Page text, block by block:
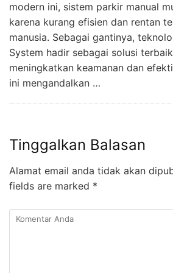
modern ini, sistem parkir manual
karena kurang efisien dan rentan
manusia. Sebagai gantinya,
System hadir sebagai solusi
meningkatkan keamanan dan
ini mengandalkan …
Tinggalkan Balasan
Alamat email anda tidak akan
fields are marked *